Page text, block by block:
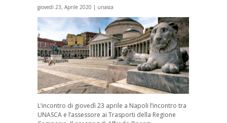
giovedì 23, Aprile 2020 | unasca
L’incontro di giovedì 23 aprile a Napoli l’incontro tra
UNASCA e l’assessore ai Trasporti della Regione